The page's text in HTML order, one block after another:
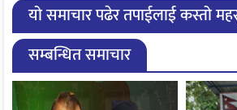
यो समाचार पढेर तपाईलाई कस्तो
सम्बन्धित समाचार